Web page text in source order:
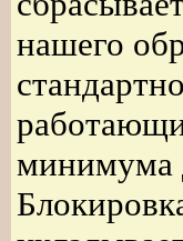
нашего
минимума